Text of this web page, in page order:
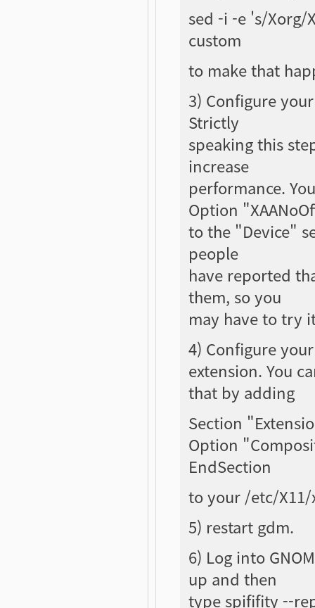
sed -i -e 's/
custom
to make that
3) Configure
Strictly
speaking this
increase
performance.
Option
to the "Device"
people
have reported
them, so you
may have to try
4) Configure
extension. You
that by adding
Section
Option
EndSection
to your /etc/
5) restart gdm.
6) Log into
up and then
type spififity --